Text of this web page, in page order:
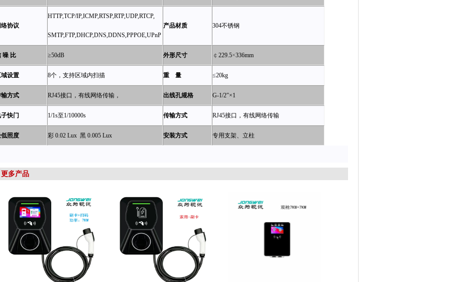
协议
HTTP,TCP/IP,ICMP,RTSP,RTP,UDP,RTCP,
SMTP,FTP,DHCP,DNS,DDNS,PPPOE,UPnP
产品材质 304不锈钢
噪 比 ≥50dB 外形尺寸 ￠ 229.5×336mm
设置 8个，支持区域内扫描 重 量 ≤20kg
方式 RJ45接口，有线网络传输， 出线孔规格 G-1/2″×1
快门 1/1s至1/10000s 传输方式 RJ45接口，有线网络传输
照度 彩 0.02 Lux 黑 0.005 Lux 安装方式 专用支架、立柱
更多产品